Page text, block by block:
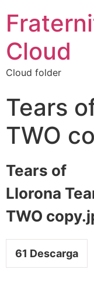
Cloud
Cloud folder
Tears
TWO
Tears of
Llorona
TWO
61 Descarga